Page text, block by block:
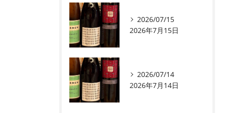
2026/07/15
2026年7月15日
2026/07/14
2026年7月14日